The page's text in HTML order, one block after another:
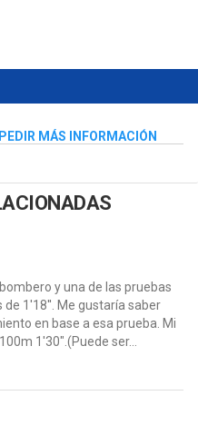
PEDIR MÁS INFORMACIÓN
y una de las pruebas
1'18''. Me gustaría saber
en base a esa prueba. Mi
1'30".(Puede ser...